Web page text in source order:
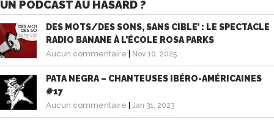
UN PODCAST AU HASARD ?
DES MOTS/DES SONS, SANS CIBLE’ : LE SPECTACLE
RADIO BANANE À L’ÉCOLE ROSA PARKS
Aucun commentaire Nov 10, 2025
PATA NEGRA – CHANTEUSES IBÉRO-AMÉRICAINES
#17
Aucun commentaire Jan 31, 2023